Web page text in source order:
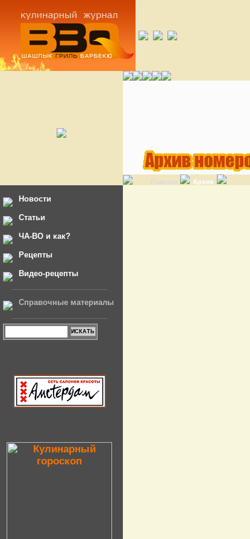
Главная Архив
Новости
Статьи
ЧА-ВО и как?
Рецепты
Видео-рецепты
Справочные материалы